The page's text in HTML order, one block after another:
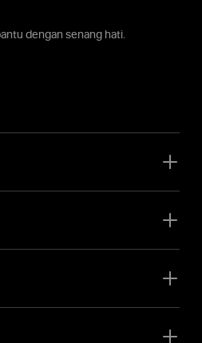
dengan senang hati.
trading.
lebih tinggi, fitur eksklusif, dan
ke status berikutnya.